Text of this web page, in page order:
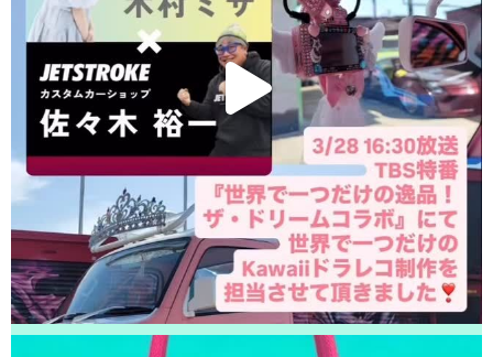
した！ありがとうございました！
2026/04/24
白井市よりお越しのお客様のiPhoneSE3の液晶交換をさせて頂きました！
ありがとうございました！
2026/04/23
松戸市よりお越しのお客様のiPhone13のバッテリー交換をさせて頂きまし
た！ありがとうございました！
2026/04/23
松戸市よりお越しのお客様のAndroidの基板修理をさせて頂きました！あり
がとうございました！
松戸市よりお越しのお客様のiPhone13の充電不良修理をさせて頂きまし
た！ありがとうございました！
2026/04/22
松戸市よりお越しのお客様のiPhone13のガラス交換をさせて頂きました！
ありがとうございました！
2026/04/22
我孫子市よりお越しのお客様のiPhone14Maxのナノナインガラスコーティ
ングをさせて頂きました！ありがとうございました！